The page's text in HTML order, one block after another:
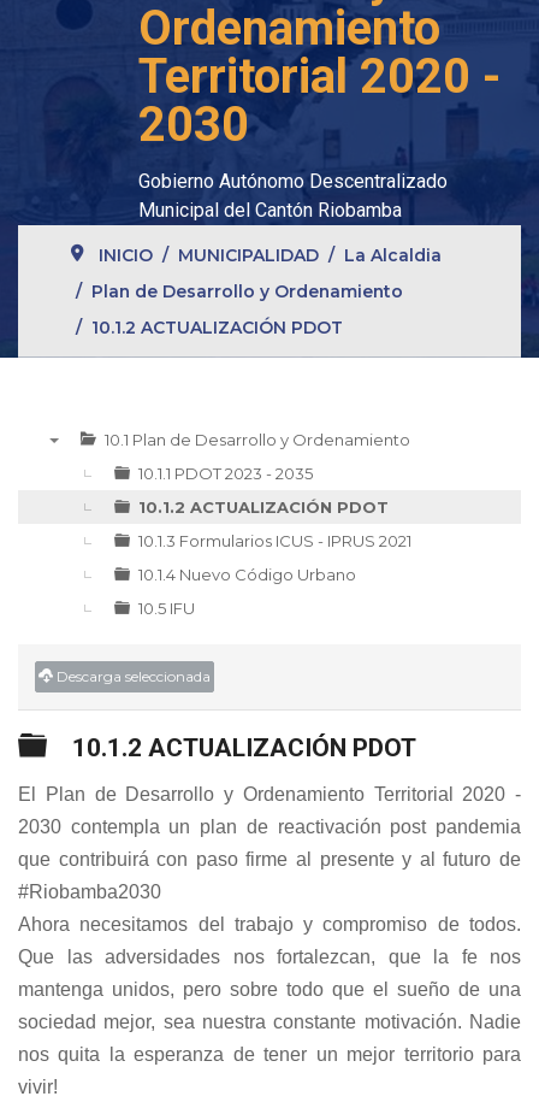
Ordenamiento
Territorial 2020 -
2030
Gobierno Autónomo Descentralizado
Municipal del Cantón Riobamba
INICIO MUNICIPALIDAD
La Alcaldia
Plan de Desarrollo y Ordenamiento
10.1.2 ACTUALIZACIÓN PDOT
10.1 Plan de Desarrollo y Ordenamiento
10.1.1 PDOT 2023 - 2035
10.1.2 ACTUALIZACIÓN PDOT
10.1.3 Formularios ICUS - IPRUS 2021
10.1.4 Nuevo Código Urbano
10.5 IFU
Descarga seleccionada
Carpeta
10.1.2 ACTUALIZACIÓN PDOT
El Plan de Desarrollo y Ordenamiento Territorial 2020 -
2030 contempla un plan de reactivación post pandemia
que contribuirá con paso firme al presente y al futuro de
#Riobamba2030
Ahora necesitamos del trabajo y compromiso de todos.
Que las adversidades nos fortalezcan, que la fe nos
mantenga unidos, pero sobre todo que el sueño de una
sociedad mejor, sea nuestra constante motivación. Nadie
nos quita la esperanza de tener un mejor territorio para
vivir!